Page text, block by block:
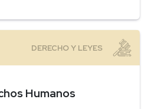
Humanos